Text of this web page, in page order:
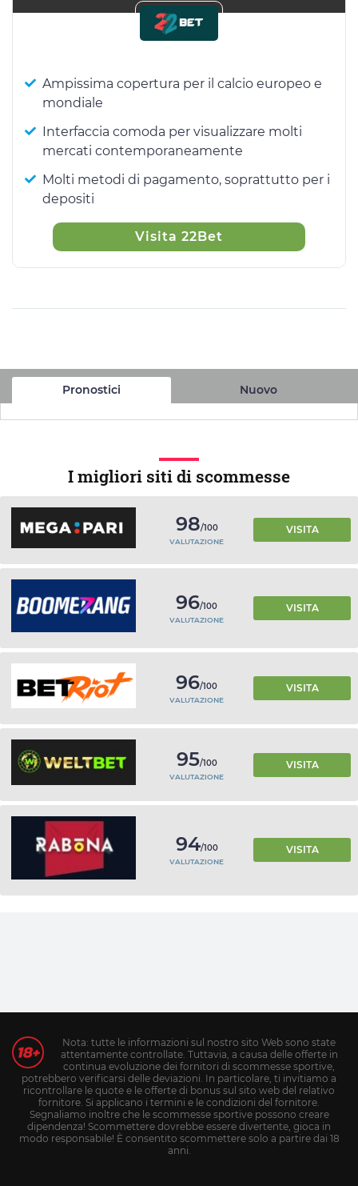
Ampissima copertura per il calcio europeo e
mondiale
Interfaccia comoda per visualizzare molti
mercati contemporaneamente
Molti metodi di pagamento, soprattutto per i
depositi
Visita 22Bet
Pronostici Nuovo
I migliori siti di scommesse
98/100
VALUTAZIONE
VISITA
96/100
VALUTAZIONE
VISITA
96/100
VALUTAZIONE
VISITA
95/100
VALUTAZIONE
VISITA
94/100
VALUTAZIONE
VISITA
Nota: tutte le informazioni sul nostro sito Web sono state
attentamente controllate. Tuttavia, a causa delle offerte in
continua evoluzione dei fornitori di scommesse sportive,
potrebbero verificarsi delle deviazioni. In particolare, ti invitiamo a
ricontrollare le quote e le offerte di bonus sul sito web del relativo
fornitore. Si applicano i termini e le condizioni del fornitore.
Segnaliamo inoltre che le scommesse sportive possono creare
dipendenza! Scommettere dovrebbe essere divertente, gioca in
modo responsabile! È consentito scommettere solo a partire dai 18
anni.